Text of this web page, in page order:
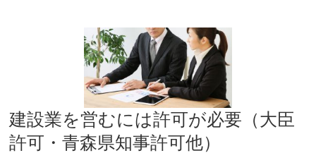
建設業を営むには許可が必要（大臣
許可・青森県知事許可他）